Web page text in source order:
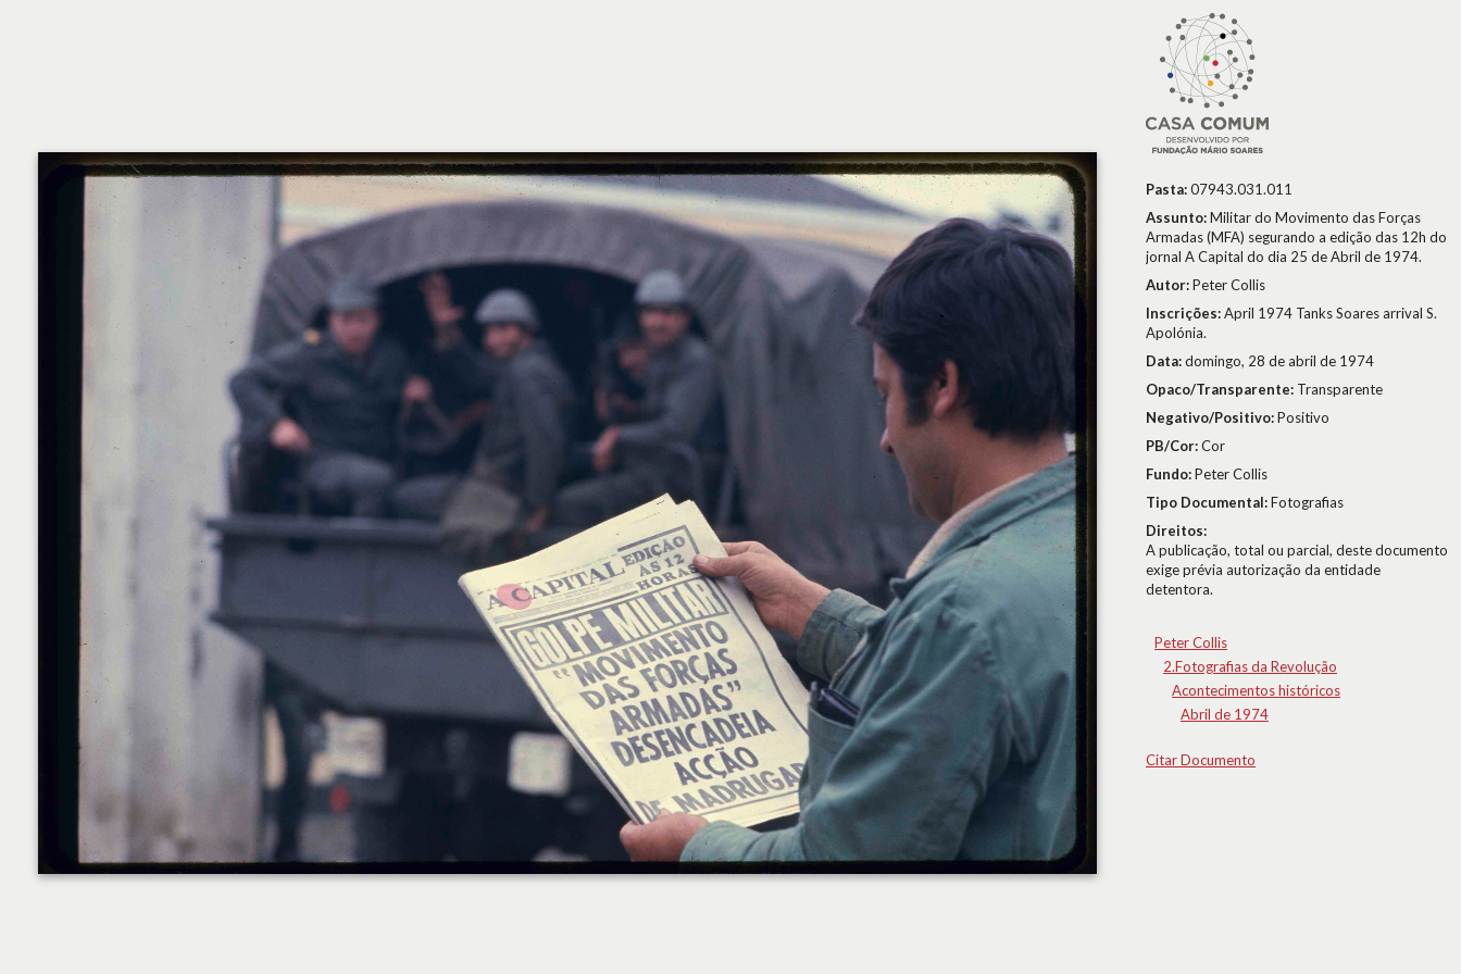
Pasta:07943.031.011
Assunto:Militar do Movimento das Forças
Armadas (MFA) segurando a edição das 12h do
jornal A Capital do dia 25 de Abril de 1974.
Autor:Peter Collis
Inscrições:April 1974 Tanks Soares arrival S.
Apolónia.
Data:domingo, 28 de abril de 1974
Opaco/Transparente: Transparente
Negativo/Positivo:Positivo
PB/Cor:Cor
Fundo:Peter Collis
Tipo Documental:Fotografias
Direitos:
A publicação, total ou parcial, deste documento
exige prévia autorização da entidade
detentora.
Peter Collis
2.Fotografias da Revolução
Acontecimentos históricos
Abril de 1974
Citar Documento